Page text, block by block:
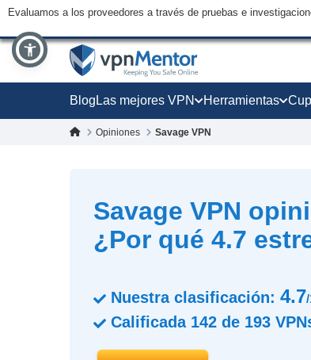
Evaluamos a los proveedores a través de pruebas e
Blog Las mejores VPN Herramientas
Opiniones Savage VPN
Savage VPN
¿Por qué 4.7
Nuestra clasificación: 4.7
Calificada 142 de 193